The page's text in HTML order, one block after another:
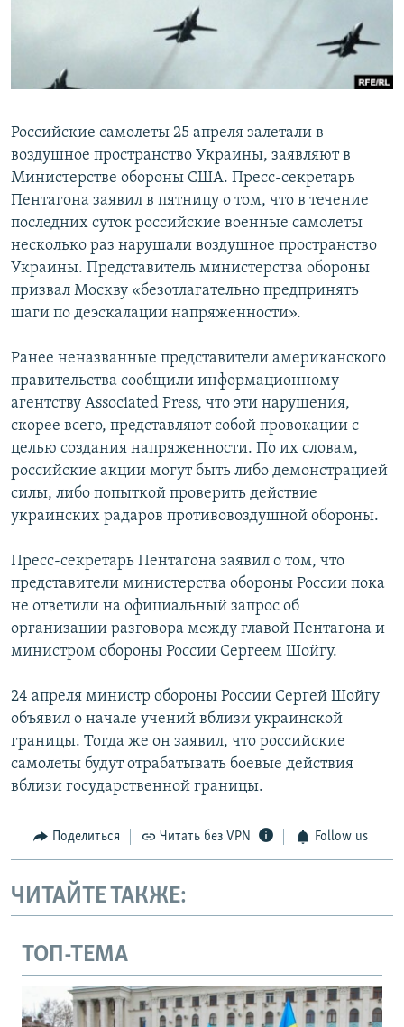
ELIFBE
Все сайты RFE/RL
Российские самолеты 25 апреля залетали в
воздушное пространство Украины, заявляют в
Министерстве обороны США. Пресс-секретарь
Пентагона заявил в пятницу о том, что в течение
последних суток российские военные самолеты
несколько раз нарушали воздушное пространство
Украины. Представитель министерства обороны
призвал Москву «безотлагательно предпринять
шаги по деэскалации напряженности».
Ранее неназванные представители американского
правительства сообщили информационному
агентству Associated Press, что эти нарушения,
скорее всего, представляют собой провокации с
целью создания напряженности. По их словам,
российские акции могут быть либо демонстрацией
силы, либо попыткой проверить действие
украинских радаров противовоздушной обороны.
Пресс-секретарь Пентагона заявил о том, что
представители министерства обороны России пока
не ответили на официальный запрос об
организации разговора между главой Пентагона и
министром обороны России Сергеем Шойгу.
24 апреля министр обороны России Сергей Шойгу
объявил о начале учений вблизи украинской
границы. Тогда же он заявил, что российские
самолеты будут отрабатывать боевые действия
вблизи государственной границы.
Поделиться Читать без VPN Follow us
ЧИТАЙТЕ ТАКЖЕ:
ТОП-ТЕМА